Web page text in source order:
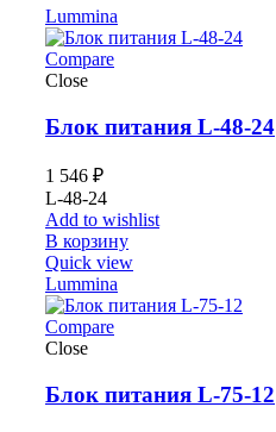
Lummina
Compare
Close
Блок питания L-48-24
1 546 ₽
L-48-24
Add to wishlist
В корзину
Quick view
Lummina
Compare
Close
Блок питания L-75-12